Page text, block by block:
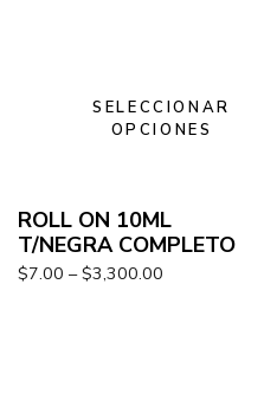
SELECCIONAR
OPCIONES
ROLL ON 10ML
T/NEGRA COMPLETO
$7.00 – $3,300.00